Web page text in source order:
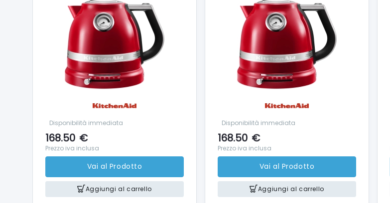
Disponibilità immediata
168.50 €
Prezzo iva inclusa
Vai al Prodotto
Aggiungi al carrello
Disponibilità immediata
168.50 €
Prezzo iva inclusa
Vai al Prodotto
Aggiungi al carrello